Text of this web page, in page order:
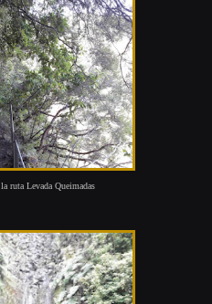
ruta Levada Queimadas